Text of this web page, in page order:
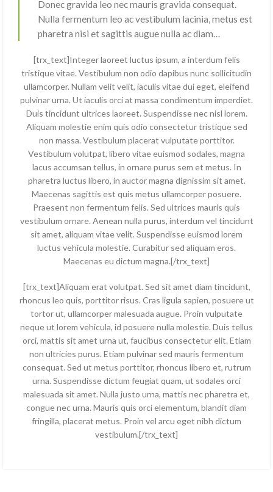
Donec gravida leo nec mauris gravida consequat.
Nulla fermentum leo ac vestibulum lacinia, metus est
pharetra nisi et sagittis augue nulla ac diam…
[trx_text]Integer laoreet luctus ipsum, a interdum felis
tristique vitae. Vestibulum non odio dapibus nunc sollicitudin
ullamcorper. Nullam velit velit, iaculis vitae dui eget, eleifend
pulvinar urna. Ut iaculis orci at massa condimentum imperdiet.
Duis tincidunt ultrices laoreet. Suspendisse nec nisl lorem.
Aliquam molestie enim quis odio consectetur tristique sed
non massa. Vestibulum placerat vulputate porttitor.
Vestibulum volutpat, libero vitae euismod sodales, magna
lacus accumsan tellus, in ornare purus sem et metus. In
pharetra luctus libero, in auctor magna dignissim sit amet.
Maecenas sagittis est quis metus ullamcorper posuere.
Praesent non fermentum felis. Sed ultrices mauris quis
vestibulum ornare. Aenean nulla purus, interdum vel tincidunt
sit amet, aliquam vitae velit. Suspendisse euismod lorem
luctus vehicula molestie. Curabitur sed aliquam eros.
Maecenas eu dictum magna.[/trx_text]
[trx_text]Aliquam erat volutpat. Sed sit amet diam tincidunt,
rhoncus leo quis, porttitor risus. Cras ligula sapien, posuere ut
tortor ut, ullamcorper malesuada augue. Proin vulputate
neque ut lorem vehicula, id posuere nulla molestie. Duis tellus
orci, mattis sit amet urna ut, faucibus consectetur elit. Etiam
non ultricies purus. Etiam pulvinar sed mauris fermentum
consequat. Sed ut metus porttitor, rhoncus libero et, rutrum
urna. Suspendisse dictum feugiat quam, ut sodales orci
malesuada sit amet. Nulla justo urna, mattis nec pharetra et,
congue nec urna. Mauris quis orci elementum, blandit diam
fringilla, placerat metus. Proin vel arcu eget nibh dictum
vestibulum.[/trx_text]